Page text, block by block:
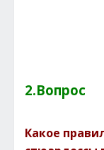
2.Вопрос
Какое